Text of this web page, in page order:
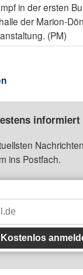
in der ersten
der Marion-
(PM)
informiert
ins Postfach.
Kostenlos